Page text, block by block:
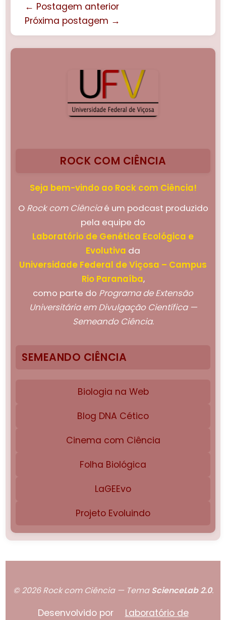
← Postagem anterior
Próxima postagem →
ROCK COM CIÊNCIA
Seja bem-vindo ao Rock com Ciência!
O Rock com Ciênciaé um podcast produzido
pela equipe do
Laboratório de Genética Ecológica e
Evolutiva da
Universidade Federal de Viçosa – Campus
Rio Paranaíba,
como parte do Programa de Extensão
Universitária em Divulgação Científica —
Semeando Ciência.
SEMEANDO CIÊNCIA
Biologia na Web
Blog DNA Cético
Cinema com Ciência
Folha Biológica
LaGEEvo
Projeto Evoluindo
© 2026 Rock com Ciência — TemaScienceLab 2.0.
Desenvolvido por
Laboratório de